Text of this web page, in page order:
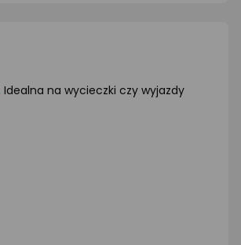
. Idealna na wycieczki czy wyjazdy